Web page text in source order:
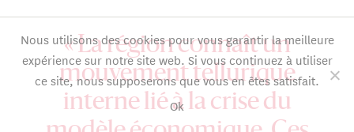
« La région connaît un
mouvement tellurique
interne lié à la crise du
Nous utilisons des cookies pour vous garantir la meilleure
expérience sur notre site web. Si vous continuez à utiliser
ce site, nous supposerons que vous en êtes satisfait.
Ok